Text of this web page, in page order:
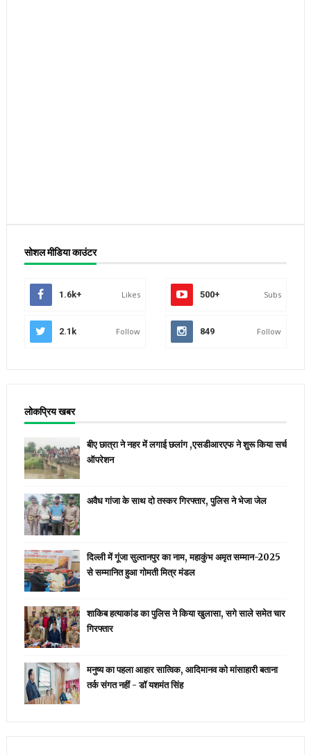
सोशल मीडिया काउंटर
1.6k+ Likes 500+ Subs
2.1k Follow 849 Follow
लोकप्रिय खबर
बीए छात्रा ने नहर में लगाई छलांग ,एसडीआरएफ ने शुरू किया सर्च
ऑपरेशन
अवैध गांजा के साथ दो तस्कर गिरफ्तार, पुलिस ने भेजा जेल
दिल्ली में गूंजा सुल्तानपुर का नाम, महाकुंभ अमृत सम्मान-2025
से सम्मानित हुआ गोमती मित्र मंडल
शाकिब हत्याकांड का पुलिस ने किया खुलासा, सगे साले समेत चार
गिरफ्तार
मनुष्य का पहला आहार सात्विक, आदिमानव को मांसाहारी बताना
तर्क संगत नहीं - डॉ यशमंत सिंह